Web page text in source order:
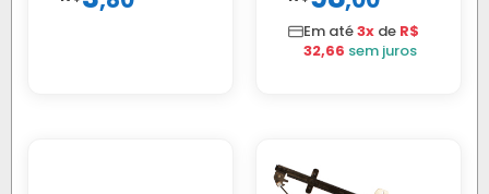
Em até3x de R$
32,66 sem juros